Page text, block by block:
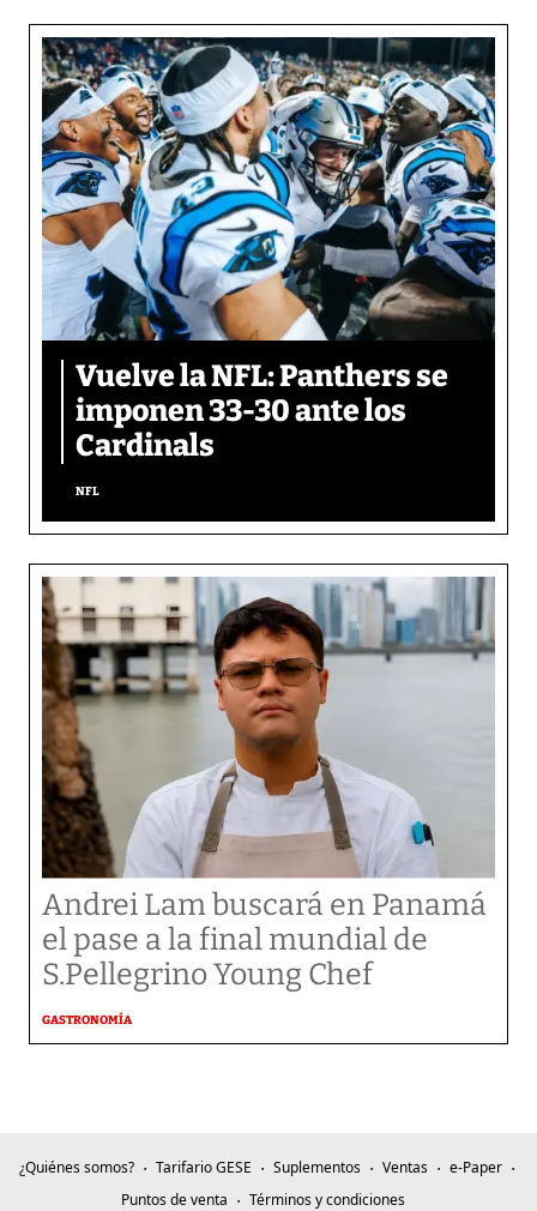
Vuelve la NFL: Panthers se
imponen 33-30 ante los
Cardinals
NFL
Andrei Lam buscará en Panamá
el pase a la final mundial de
S.Pellegrino Young Chef
GASTRONOMÍA
¿Quiénes somos? Tarifario GESE Suplementos Ventas
e-Paper
Puntos de venta
Términos y condiciones